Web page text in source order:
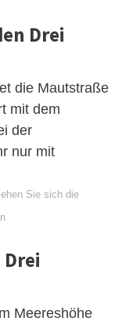
Drei
die Mautstraße
mit dem
der
nur mit
Sie sich die
Meereshöhe